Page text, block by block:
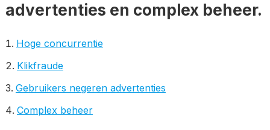
advertenties en complex beheer.
Hoge concurrentie
Klikfraude
Gebruikers negeren advertenties
Complex beheer